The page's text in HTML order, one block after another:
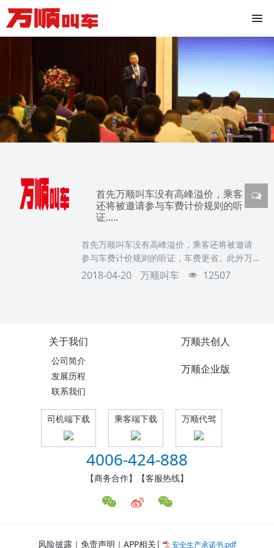
首先万顺叫车没有高峰溢价，乘客
还将被邀请参与车费计价规则的听
证.....
首先万顺叫车没有高峰溢价，乘客还将被邀请
参与车费计价规则的听证，车费更省。此外万
顺叫车的司机是合伙人，是老板，老板亲自为
2018-04-20 万顺叫车 12507
关于我们
公司简介
发展历程
联系我们
万顺共创人
万顺企业版
司机端下载 乘客端下载 万顺代驾
4006-424-888
【商务合作】【客服热线】
风险披露｜免责声明｜APP相关| 安全生产承诺书.pdf